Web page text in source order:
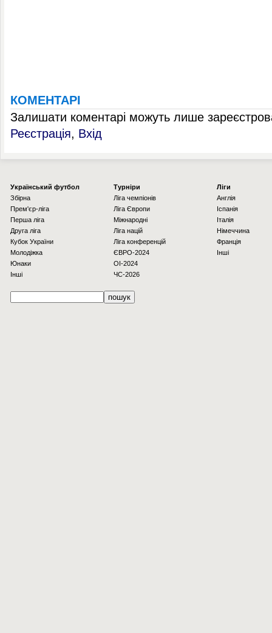
КОМЕНТАРІ
Залишати коментарі можуть лише
Реєстрація, Вхід
Українcький футбол
Збірна
Прем'єр-ліга
Перша ліга
Друга ліга
Кубок України
Молодіжка
Юнаки
Інші
Турніри
Ліга чемпіонів
Ліга Європи
Міжнародні
Ліга націй
Ліга конференцій
ЄВРО-2024
OI-2024
ЧС-2026
Ліги
Англія
Іспанія
Італія
Німеччина
Франція
Інші